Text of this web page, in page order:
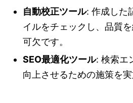
自動校正ツール: 作成した
イルをチェックし、品質
可欠です。
SEO最適化ツール: 検索エ
向上させるための施策を実